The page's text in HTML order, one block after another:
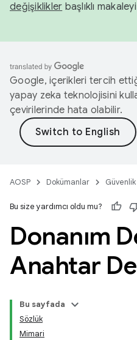
değişiklikler başlıklı
Google, içerikleri tercih
yapay zeka teknolojisini
çevirilerinde hata olabilir.
AOSP Dokümanlar Güvenlik
Bu size yardımcı oldu mu?
Donanım
Anahtar
Bu sayfada
Sözlük
Mimari